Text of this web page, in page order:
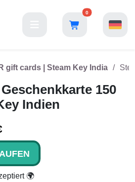
0
gift cards | Steam Key India
150
Indien
🌍